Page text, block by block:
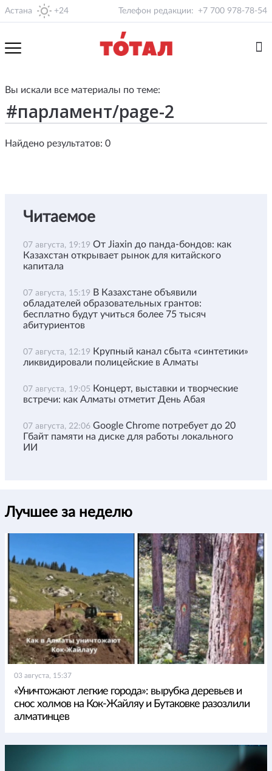
Астана +24 Телефон редакции: +7 700 978-78-54
Вы искали все материалы по теме:
Найдено результатов: 0
Читаемое
07 августа, 19:19 От Jiaxin до панда-бондов: как
Казахстан открывает рынок для китайского
капитала
07 августа, 15:19 В Казахстане объявили
обладателей образовательных грантов:
бесплатно будут учиться более 75 тысяч
абитуриентов
07 августа, 12:19 Крупный канал сбыта «синтетики»
ликвидировали полицейские в Алматы
07 августа, 19:05 Концерт, выставки и творческие
встречи: как Алматы отметит День Абая
07 августа, 22:06 Google Chrome потребует до 20
Гбайт памяти на диске для работы локального
ИИ
Лучшее за неделю
03 августа, 15:37
«Уничтожают легкие города»: вырубка деревьев и
снос холмов на Кок-Жайляу и Бутаковке разозлили
алматинцев